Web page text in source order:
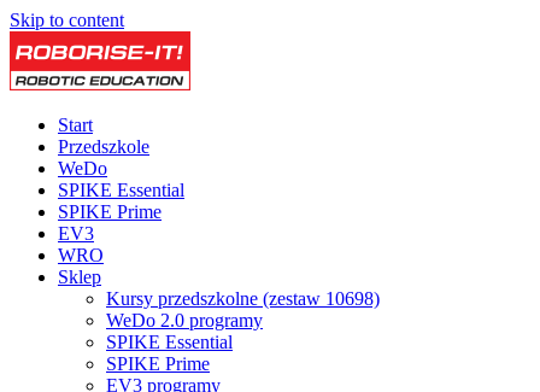
Skip to content
Start
Przedszkole
WeDo
SPIKE Essential
SPIKE Prime
EV3
WRO
Sklep
Kursy przedszkolne (zestaw 10698)
WeDo 2.0 programy
SPIKE Essential
SPIKE Prime
EV3 programy